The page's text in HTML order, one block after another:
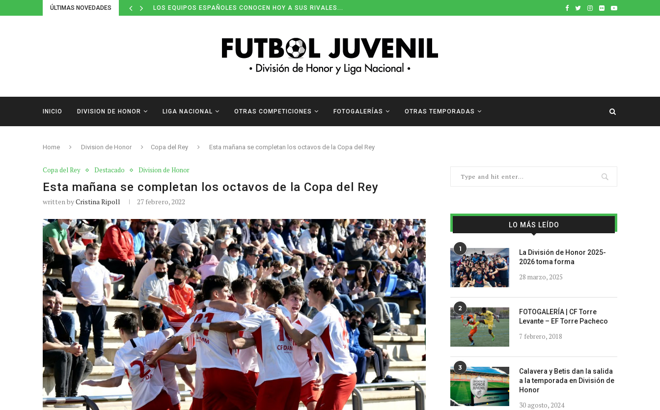
ÚLTIMAS NOVEDADES LOS EQUIPOS ESPAÑOLES CONOCEN HOY A SUS RIVALES...
INICIO DIVISION DE HONOR LIGA NACIONAL OTRAS COMPETICIONES FOTOGALERÍAS OTRAS TEMPORADAS
Home Division de Honor Copa del Rey Esta mañana se completan los octavos de la Copa del Rey
Copa del Rey Destacado Division de Honor
Esta mañana se completan los octavos de la Copa del Rey
written byCristina Ripoll 27 febrero, 2022
LO MÁS LEÍDO
1
La División de Honor 2025-
2026 toma forma
28 marzo, 2025
2
FOTOGALERÍA | CF Torre
Levante – EF Torre Pacheco
7 febrero, 2018
3
Calavera y Betis dan la salida
a la temporada en División de
Honor
30 agosto, 2024